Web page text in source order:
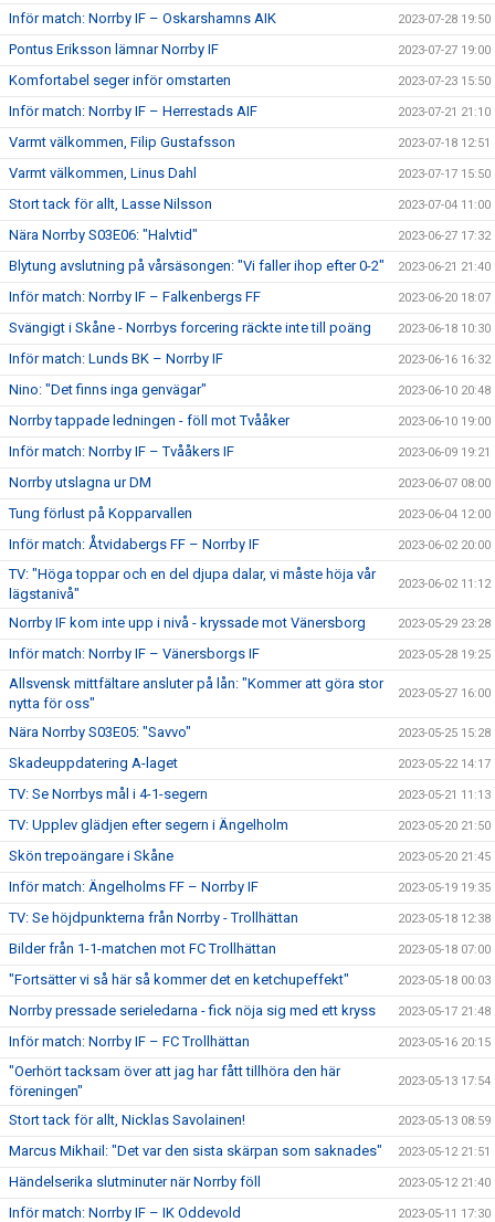
Inför match: Norrby IF – Oskarshamns AIK 2023-07-28 19:50
Pontus Eriksson lämnar Norrby IF 2023-07-27 19:00
Komfortabel seger inför omstarten 2023-07-23 15:50
Inför match: Norrby IF – Herrestads AIF 2023-07-21 21:10
Varmt välkommen, Filip Gustafsson 2023-07-18 12:51
Varmt välkommen, Linus Dahl 2023-07-17 15:50
Stort tack för allt, Lasse Nilsson 2023-07-04 11:00
Nära Norrby S03E06: "Halvtid" 2023-06-27 17:32
Blytung avslutning på vårsäsongen: "Vi faller ihop efter 0-2" 2023-06-21 21:40
Inför match: Norrby IF – Falkenbergs FF 2023-06-20 18:07
Svängigt i Skåne - Norrbys forcering räckte inte till poäng 2023-06-18 10:30
Inför match: Lunds BK – Norrby IF 2023-06-16 16:32
Nino: "Det finns inga genvägar" 2023-06-10 20:48
Norrby tappade ledningen - föll mot Tvååker 2023-06-10 19:00
Inför match: Norrby IF – Tvååkers IF 2023-06-09 19:21
Norrby utslagna ur DM 2023-06-07 08:00
Tung förlust på Kopparvallen 2023-06-04 12:00
Inför match: Åtvidabergs FF – Norrby IF 2023-06-02 20:00
TV: "Höga toppar och en del djupa dalar, vi måste höja vår
lägstanivå"
2023-06-02 11:12
Norrby IF kom inte upp i nivå - kryssade mot Vänersborg 2023-05-29 23:28
Inför match: Norrby IF – Vänersborgs IF 2023-05-28 19:25
Allsvensk mittfältare ansluter på lån: "Kommer att göra stor
nytta för oss"
2023-05-27 16:00
Nära Norrby S03E05: "Savvo" 2023-05-25 15:28
Skadeuppdatering A-laget 2023-05-22 14:17
TV: Se Norrbys mål i 4-1-segern 2023-05-21 11:13
TV: Upplev glädjen efter segern i Ängelholm 2023-05-20 21:50
Skön trepoängare i Skåne 2023-05-20 21:45
Inför match: Ängelholms FF – Norrby IF 2023-05-19 19:35
TV: Se höjdpunkterna från Norrby - Trollhättan 2023-05-18 12:38
Bilder från 1-1-matchen mot FC Trollhättan 2023-05-18 07:00
"Fortsätter vi så här så kommer det en ketchupeffekt" 2023-05-18 00:03
Norrby pressade serieledarna - fick nöja sig med ett kryss 2023-05-17 21:48
Inför match: Norrby IF – FC Trollhättan 2023-05-16 20:15
"Oerhört tacksam över att jag har fått tillhöra den här
föreningen"
2023-05-13 17:54
Stort tack för allt, Nicklas Savolainen! 2023-05-13 08:59
Marcus Mikhail: "Det var den sista skärpan som saknades" 2023-05-12 21:51
Händelserika slutminuter när Norrby föll 2023-05-12 21:40
Inför match: Norrby IF – IK Oddevold 2023-05-11 17:30